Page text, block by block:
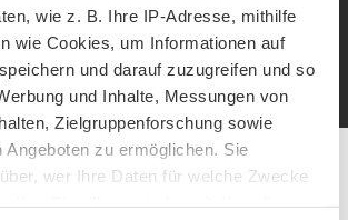
wie z. B. Ihre IP-Adresse, mithilfe
wie Cookies, um Informationen auf
und darauf zuzugreifen und so
und Inhalte, Messungen von
Zielgruppenforschung sowie
Angeboten zu ermöglichen. Sie
wer Ihre Daten für welche Zwecke
Langner
Teammanager*in
Danas und Honamas live und kostenfrei